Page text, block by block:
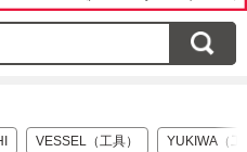
VESSEL（工具） YUKIWA（工